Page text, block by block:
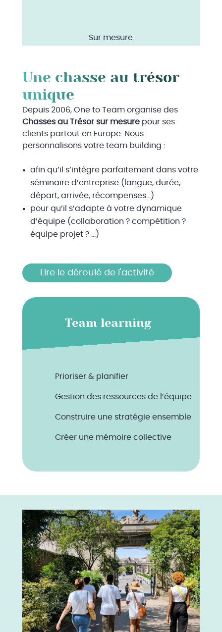
Sur mesure
Une chasse au trésor
unique
Depuis 2006, One to Team organise des
Chasses au Trésor sur mesurepour ses
clients partout en Europe. Nous
personnalisons votre team building :
afin qu’il s’intègre parfaitement dans votre
séminaire d’entreprise (langue, durée,
départ, arrivée, récompenses…)
pour qu’il s’adapte à votre dynamique
d’équipe (collaboration ? compétition ?
équipe projet ? …)
Lire le déroulé de l'activité
Team learning
Prioriser & planifier
Gestion des ressources de l’équipe
Construire une stratégie ensemble
Créer une mémoire collective